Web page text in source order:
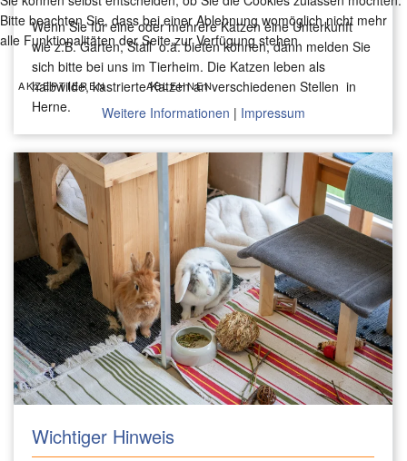
Wenn Sie für eine oder mehrere Katzen eine Unterkunft
wie z.B. Garten, Stall o.ä. bieten können, dann melden Sie
sich bitte bei uns im Tierheim. Die Katzen leben als
halbwilde, kastrierte Katzen an verschiedenen Stellen in
Herne.
Wichtiger Hinweis
Bitte beachten Sie, dass bei einer Ablehnung womöglich nicht mehr
alle Funktionalitäten der Seite zur Verfügung stehen.
AKZEPTIEREN ABLEHNEN
Weitere Informationen | Impressum